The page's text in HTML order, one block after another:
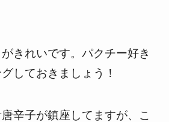
きれいです。パクチー好き
しておきましょう！
辛子が鎮座してますが、こ